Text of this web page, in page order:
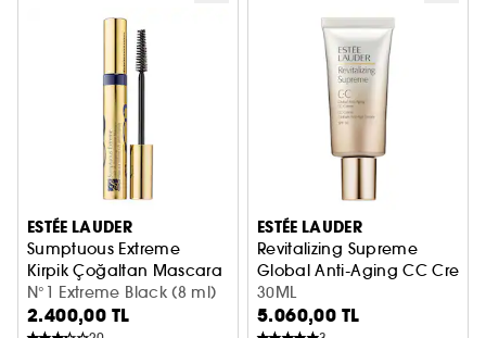
ESTÉE LAUDER
Sumptuous Extreme
Kirpik Çoğaltan Mascara
N°1 Extreme Black (8 ml)
2.400,00 TL
ESTÉE LAUDER
Revitalizing Supreme
Global Anti-Aging CC Creme
30ML
5.060,00 TL